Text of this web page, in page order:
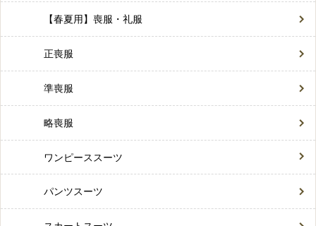
【春夏用】喪服・礼服
正喪服
準喪服
略喪服
ワンピーススーツ
パンツスーツ